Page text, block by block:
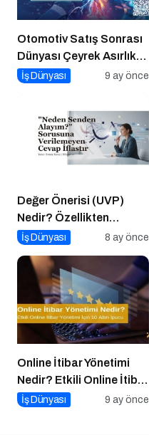
Otomotiv Satış Sonrası
Dünyası Çeyrek Asırlık
Zirve İçin İstanbul’da
İş Dünyası 9 ay önce
Değer Önerisi (UVP)
Nedir? Özellikten
Faydaya Geçiş
İş Dünyası 8 ay önce
Online İtibar Yönetimi
Nedir? Etkili Online İtibar
Yönetimi İçin 10 Altın
İş Dünyası 9 ay önce